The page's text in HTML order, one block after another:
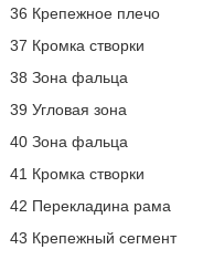
36 Крепежное плечо
37 Кромка створки
38 Зона фальца
39 Угловая зона
40 Зона фальца
41 Кромка створки
42 Перекладина рама
43 Крепежный сегмент